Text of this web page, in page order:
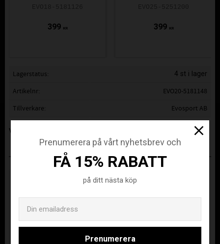
399 KR 399 KR
Lagerstatus 4 st i lager
Artikelnr
EVO20-5181148
Tillverkare
Evosport AB
Visa alla produkter från Evosport AB
ANDRA KÖPTE ÄVEN
Prenumerera på vårt nyhetsbrev och
FÅ 15% RABATT
på ditt nästa köp
Prenumerera